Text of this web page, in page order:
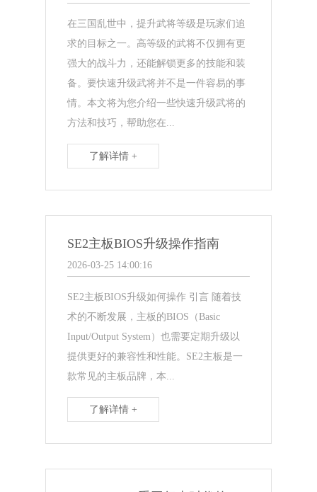
在三国乱世中，提升武将等级是玩家们追
求的目标之一。高等级的武将不仅拥有更
强大的战斗力，还能解锁更多的技能和装
备。要快速升级武将并不是一件容易的事
情。本文将为您介绍一些快速升级武将的
方法和技巧，帮助您在...
了解详情 +
SE2主板BIOS升级操作指南
2026-03-25 14:00:16
SE2主板BIOS升级如何操作 引言 随着技
术的不断发展，主板的BIOS（Basic
Input/Output System）也需要定期升级以
提供更好的兼容性和性能。SE2主板是一
款常见的主板品牌，本...
了解详情 +